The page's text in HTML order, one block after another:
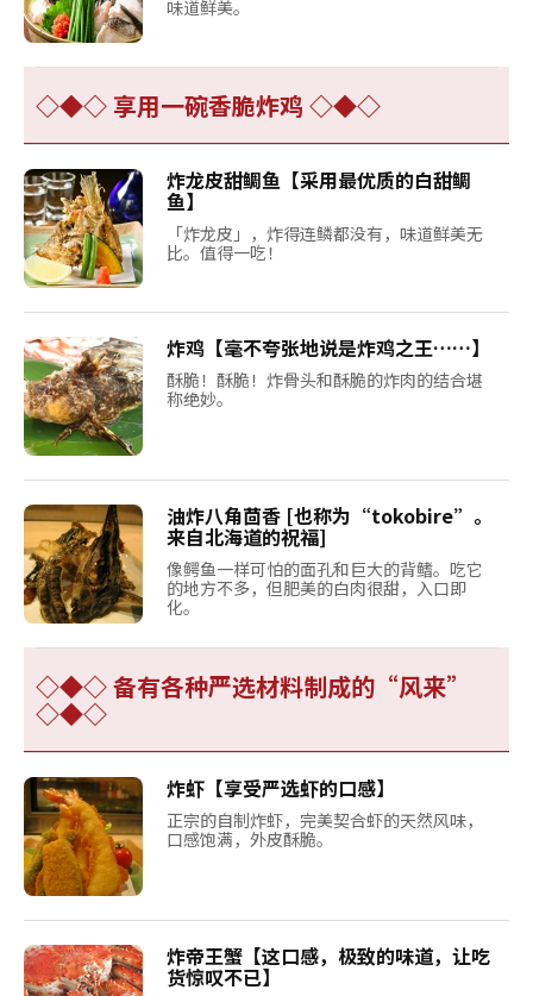
味道鲜美。
◇◆◇ 享用一碗香脆炸鸡 ◇◆◇
炸龙皮甜鲷鱼【采用最优质的白甜鲷
鱼】
「炸龙皮」，炸得连鳞都没有，味道鲜美无
比。值得一吃！
炸鸡【毫不夸张地说是炸鸡之王……】
酥脆！酥脆！炸骨头和酥脆的炸肉的结合堪
称绝妙。
油炸八角茴香 [也称为“tokobire”。
来自北海道的祝福]
像鳄鱼一样可怕的面孔和巨大的背鳍。吃它
的地方不多，但肥美的白肉很甜，入口即
化。
◇◆◇ 备有各种严选材料制成的“风来”
◇◆◇
炸虾【享受严选虾的口感】
正宗的自制炸虾，完美契合虾的天然风味，
口感饱满，外皮酥脆。
炸帝王蟹【这口感，极致的味道，让吃
货惊叹不已】